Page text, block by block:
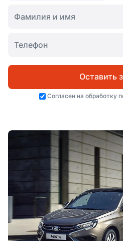
Оставить
Согласен на обработку